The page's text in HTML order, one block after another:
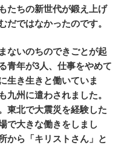
たちの新世代が鍛え上げ
だではなかったのです。
ないのちのできごとが起
青年が3人、仕事をやめて
生き生きと働いていま
九州に遣わされました。
東北で大震災を経験した
で大きな働きをしまし
から「キリストさん」と